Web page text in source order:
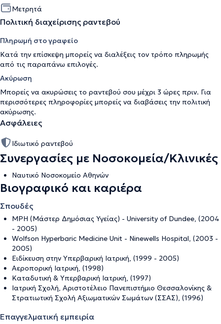
Μετρητά
Πολιτική διαχείρισης ραντεβού
Πληρωμή στο γραφείο
Κατά την επίσκεψη μπορείς να διαλέξεις τον τρόπο πληρωμής
από τις παραπάνω επιλογές.
Ακύρωση
Μπορείς να ακυρώσεις το ραντεβού σου μέχρι 3 ώρες πριν. Για
περισσότερες πληροφορίες μπορείς να διαβάσεις την πολιτική
ακύρωσης.
Ασφάλειες
Ιδιωτικό ραντεβού
Συνεργασίες με Νοσοκομεία/Κλινικές
Ναυτικό Νοσοκομείο Αθηνών
Βιογραφικό και καριέρα
Σπουδές
MPH (Μάστερ Δημόσιας Υγείας) - University of Dundee, (2004
- 2005)
Wolfson Hyperbaric Medicine Unit - Ninewells Hospital, (2003 -
2005)
Ειδίκευση στην Υπερβαρική Ιατρική, (1999 - 2005)
Αεροπορική Ιατρική, (1998)
Καταδυτική & Υπερβαρική Ιατρική, (1997)
Ιατρική Σχολή, Αριστοτέλειο Πανεπιστήμιο Θεσσαλονίκης &
Στρατιωτική Σχολή Αξιωματικών Σωμάτων (ΣΣΑΣ), (1996)
Επαγγελματική εμπειρία